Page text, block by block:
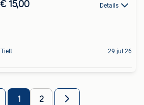
€ 15,00 Details
Tielt 29 jul 26
1 2